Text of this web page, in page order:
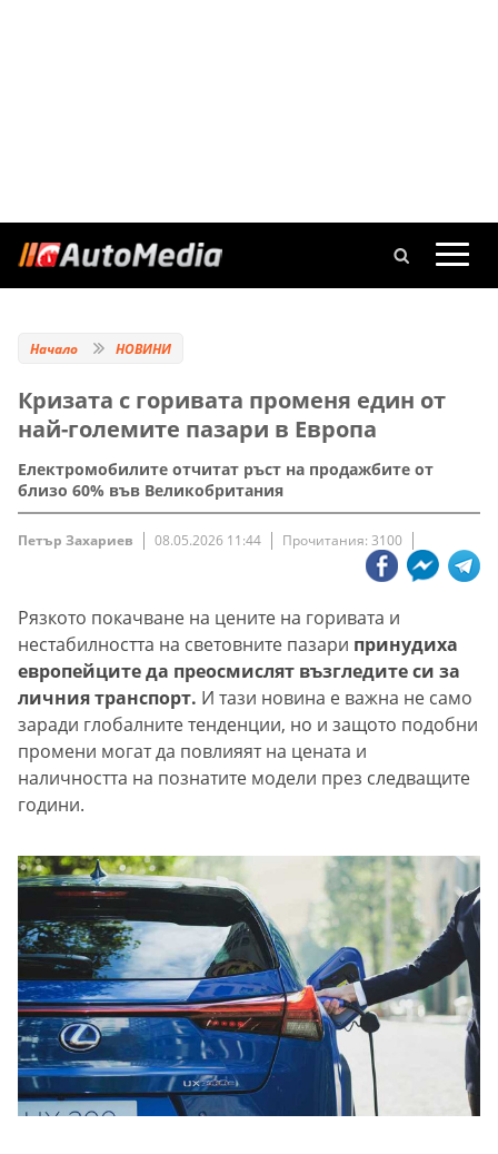
Начало НОВИНИ
Кризата с горивата променя един от
най-големите пазари в Европа
Електромобилите отчитат ръст на продажбите от
близо 60% във Великобритания
Петър Захариев 08.05.2026 11:44 Прочитания: 3100
Рязкото покачване на цените на горивата и
нестабилността на световните пазари принудиха
европейците да преосмислят възгледите си за
личния транспорт. И тази новина е важна не само
заради глобалните тенденции, но и защото подобни
промени могат да повлияят на цената и
наличността на познатите модели през следващите
години.